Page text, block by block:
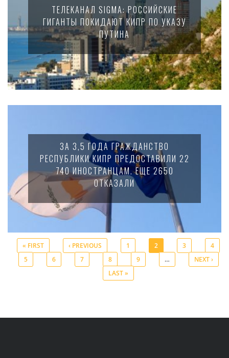
ТЕЛЕКАНАЛ SIGMA: РОССИЙСКИЕ
ГИГАНТЫ ПОКИДАЮТ КИПР ПО УКАЗУ
ПУТИНА
ЗА 3,5 ГОДА ГРАЖДАНСТВО
РЕСПУБЛИКИ КИПР ПРЕДОСТАВИЛИ 22
740 ИНОСТРАНЦАМ. ЕЩЕ 2650
ОТКАЗАЛИ
Pages
« FIRST ‹ PREVIOUS 1 2 3
4
5
6 7 8 9 …
NEXT ›
LAST »